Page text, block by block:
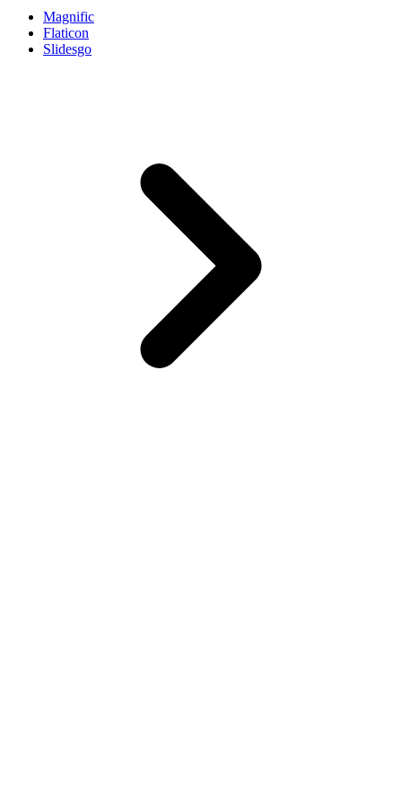
Magnific
Flaticon
Slidesgo